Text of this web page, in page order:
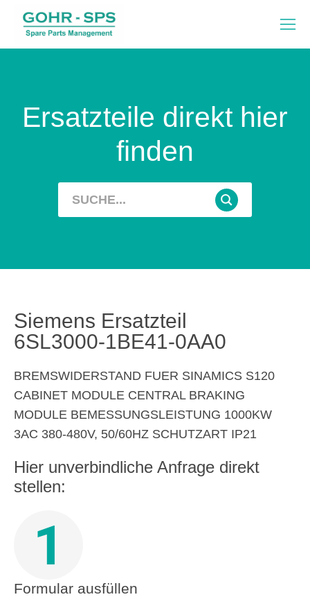
Ersatzteile direkt hier
finden
Siemens Ersatzteil
6SL3000-1BE41-0AA0
BREMSWIDERSTAND FUER SINAMICS S120
CABINET MODULE CENTRAL BRAKING
MODULE BEMESSUNGSLEISTUNG 1000KW
3AC 380-480V, 50/60HZ SCHUTZART IP21
Hier unverbindliche Anfrage direkt
stellen:
1
Formular ausfüllen